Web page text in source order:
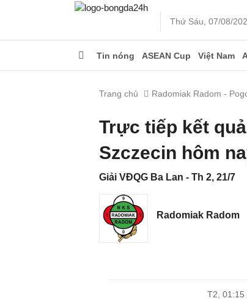
Thứ Sáu, 07/08/
Tin nóng ASEAN Cup Việt Nam
Trang chủ Radomiak Radom -
Trực tiếp kết
Szczecin hôm
Giải VĐQG Ba Lan - Th 2, 21/7
Radomiak Radom
T2, 01:15